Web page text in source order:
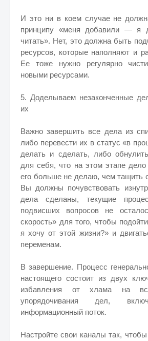
И это ни в коем случае не
принципу «меня добавили — я
читать». Нет, это должна быть
ресурсов, которые наполняют и
Ее тоже нужно регулярно
новыми ресурсами.
5. Доделываем незаконченные
их
Важно завершить все дела из
либо перевести их в статус «в
делать и сделать, либо
для себя, что на этом этапе
его больше не делаю, чем тащить
Вы должны почувствовать
дела сделаны, текущие
подвисших вопросов не
скорость» для того, чтобы
я хочу от этой жизни?» и
переменам.
В завершение. Процесс
настоящего состоит из двух
избавления от хлама на
упорядочивания дел,
информационный поток.
Настройте свои каналы так,